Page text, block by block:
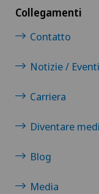
Collegamenti
Contatto
Notizie / Eventi
Carriera
Diventare
Blog
Media